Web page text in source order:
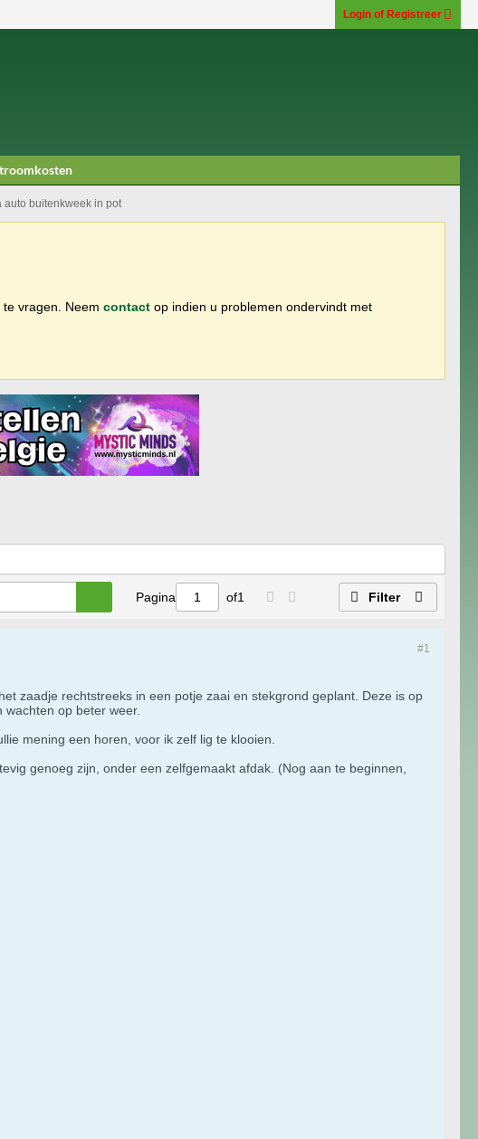
Login of Registreer
auto buitenkweek in pot
vragen. Neem contact op indien u problemen ondervindt met
Pagina of1 Filter
#1
zaadje rechtstreeks in een potje zaai en stekgrond geplant. Deze is op
op beter weer.
mening een horen, voor ik zelf lig te klooien.
genoeg zijn, onder een zelfgemaakt afdak. (Nog aan te beginnen,